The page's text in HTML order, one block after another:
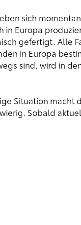
sich
in Europa
gefertigt. Alle
in Europa
sind, wird in
Situation macht
Sobald